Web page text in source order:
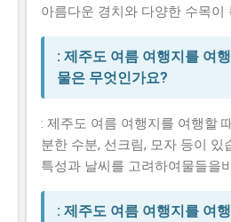
아름다운 경치와 다양한 수목이
: 제주도 여름 여행지를 여
물은 무엇인가요?
: 제주도 여름 여행지를 여행할
분한 수분, 선크림, 모자 등이 있
특성과 날씨를 고려하여물들을
: 제주도 여름 여행지를 여